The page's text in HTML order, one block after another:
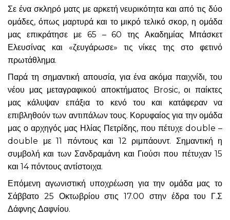
Σε ένα σκληρό ματς με αρκετή νευρικότητα και από τις δύο
ομάδες, όπως μαρτυρά και το μικρό τελικό σκορ, η ομάδα
μας επικράτησε με 65 – 60 της Ακαδημίας Μπάσκετ
Ελευσίνας και «ζευγάρωσε» τις νίκες της στο φετινό
πρωτάθλημα.
Παρά τη σημαντική απουσία, για ένα ακόμα παιχνίδι, του
νέου μας μεταγραφικού αποκτήματος Brosic, οι παίκτες
μας κάλυψαν επάξια το κενό του και κατάφεραν να
επιβληθούν των αντιπάλων τους. Κορυφαίος για την ομάδα
μας ο αρχηγός μας Ηλίας Πετρίδης, που πέτυχε double –
double με 11 πόντους και 12 ριμπάουντ. Σημαντική η
συμβολή και των Σανδραμάνη και Γιούσι που πέτυχαν 15
και 14 πόντους αντίστοιχα.
Επόμενη αγωνιστική υποχρέωση για την ομάδα μας το
Σάββατο 25 Οκτωβρίου στις 17.00 στην έδρα του Γ.Σ
Δάφνης Δαφνίου.